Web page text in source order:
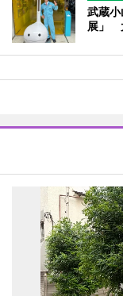
武蔵
展」